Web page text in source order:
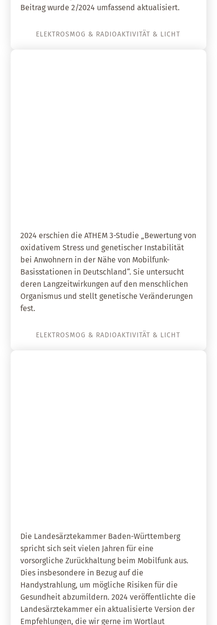
Beitrag wurde 2/2024 umfassend aktualisiert.
ELEKTROSMOG & RADIOAKTIVITÄT & LICHT
2024 erschien die ATHEM 3-Studie „Bewertung von
oxidativem Stress und genetischer Instabilität
bei Anwohnern in der Nähe von Mobilfunk-
Basisstationen in Deutschland“. Sie untersucht
deren Langzeitwirkungen auf den menschlichen
Organismus und stellt genetische Veränderungen
fest.
ELEKTROSMOG & RADIOAKTIVITÄT & LICHT
Die Landesärztekammer Baden-Württemberg
spricht sich seit vielen Jahren für eine
vorsorgliche Zurückhaltung beim Mobilfunk aus.
Dies insbesondere in Bezug auf die
Handystrahlung, um mögliche Risiken für die
Gesundheit abzumildern. 2024 veröffentlichte die
Landesärztekammer ein aktualisierte Version der
Empfehlungen, die wir gerne im Wortlaut